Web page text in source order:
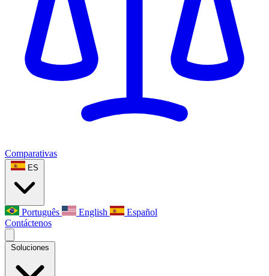
Comparativas
ES
Português English
Español
Contáctenos
Soluciones